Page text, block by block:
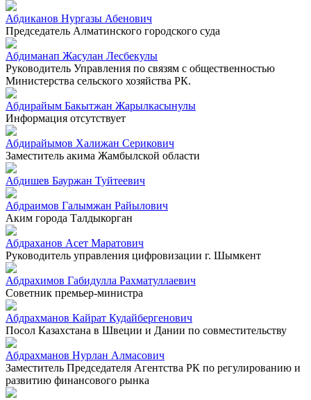
Абдиканов Нургазы Абенович
Председатель Алматинского городского суда
Абдиманап Жасулан Лесбекулы
Руководитель Управления по связям с общественностью
Министерства сельского хозяйства РК.
Абдирайым Бакытжан Жарылкасынулы
Информация отсутствует
Абдирайымов Халижан Серикович
Заместитель акима Жамбылской области
Абдишев Бауржан Туйтеевич
Абдраимов Галымжан Райылович
Аким города Талдыкорган
Абдраханов Асет Маратович
Руководитель управления цифровизации г. Шымкент
Абдрахимов Габидулла Рахматуллаевич
Советник премьер-министра
Абдрахманов Кайрат Кудайбергенович
Посол Казахстана в Швеции и Дании по совместительству
Абдрахманов Нурлан Алмасович
Заместитель Председателя Агентства РК по регулированию и
развитию финансового рынка